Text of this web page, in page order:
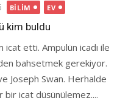
BILIM EV
kim buldu
icat etti. Ampulün icadı ile
bahsetmek gerekiyor.
Joseph Swan. Herhalde
icat düşünülemez....